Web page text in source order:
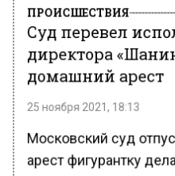
ПРОИСШЕСТВИЯ
Суд перевел
директора
домашний арест
25 ноября 2021, 18:13
Московский суд
арест фигурантку